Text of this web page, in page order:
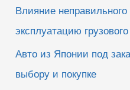
Влияние
эксплуатацию
Авто из Японии под
выбору и покупке